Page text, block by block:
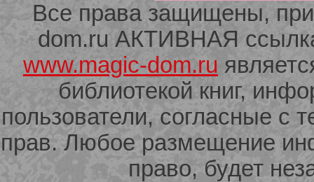
Все права защищены,
dom.ru АКТИВНАЯ ссылка
www.magic-dom.ru
библиотекой книг,
пользователи, согласные с
прав. Любое размещение
право, будет